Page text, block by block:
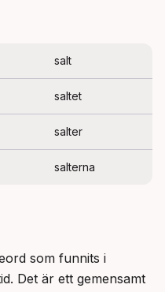
salt
saltet
salter
salterna
som funnits i
Det är ett gemensamt